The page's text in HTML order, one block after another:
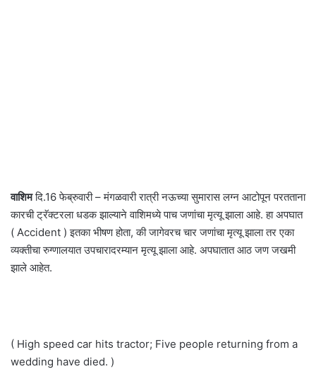
वाशिमदि.16 फेब्रुवारी – मंगळवारी रात्री नऊच्या सुमारास लग्न आटोपून परतताना
कारची ट्रॅक्टरला धडक झाल्याने वाशिमध्ये पाच जणांचा मृत्यू झाला आहे. हा अपघात
( Accident ) इतका भीषण होता, की जागेवरच चार जणांचा मृत्यू झाला तर एका
व्यक्तीचा रुग्णालयात उपचारादरम्यान मृत्यू झाला आहे. अपघातात आठ जण जखमी
झाले आहेत.
( High speed car hits tractor; Five people returning from a
wedding have died. )